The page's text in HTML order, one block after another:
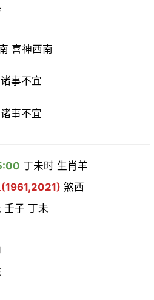
喜神西南
事不宜
事不宜
丁未时 生肖羊
煞西
壬子 丁未